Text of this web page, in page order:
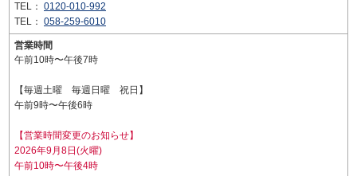
TEL： 0120-010-992
TEL： 058-259-6010
営業時間
午前10時〜午後7時
【毎週土曜 毎週日曜 祝日】
午前9時〜午後6時
【営業時間変更のお知らせ】
2026年9月8日(火曜)
午前10時〜午後4時